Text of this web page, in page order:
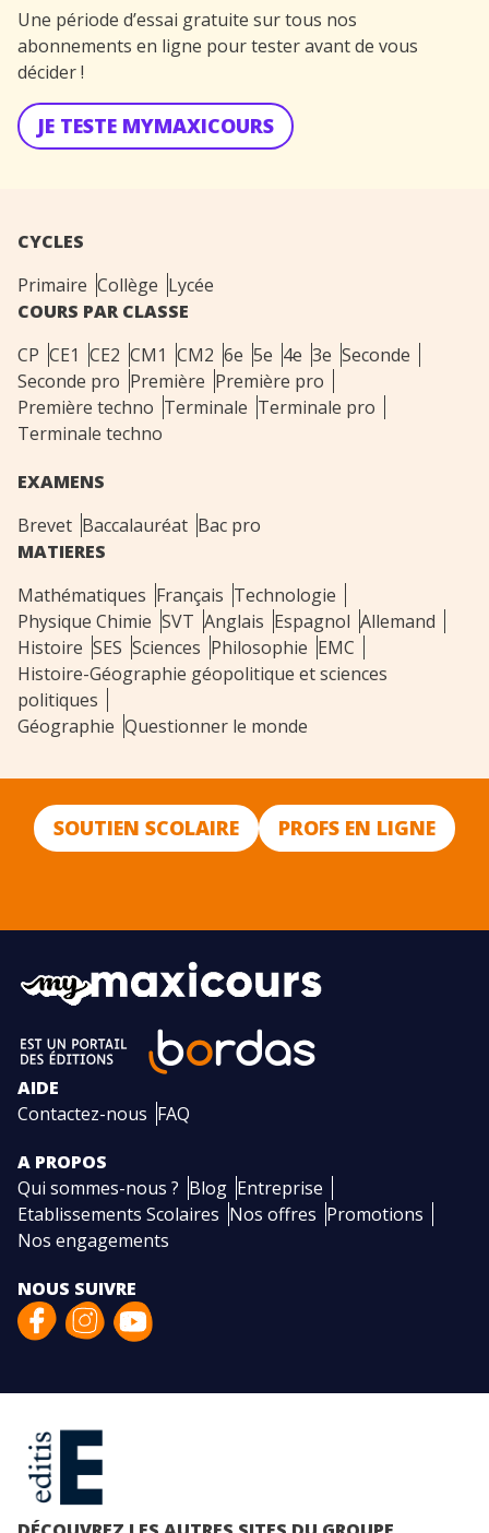
Une période d’essai gratuite sur tous nos
abonnements en ligne pour tester avant de vous
décider !
JE TESTE MYMAXICOURS
CYCLES
Primaire Collège Lycée
COURS PAR CLASSE
CP CE1 CE2 CM1 CM2 6e 5e 4e 3e Seconde
Seconde pro Première Première pro
Première techno Terminale Terminale pro
Terminale techno
EXAMENS
Brevet Baccalauréat Bac pro
MATIERES
Mathématiques Français Technologie
Physique Chimie SVT Anglais Espagnol Allemand
Histoire SES Sciences Philosophie EMC
Histoire-Géographie géopolitique et sciences
politiques
Géographie Questionner le monde
SOUTIEN SCOLAIRE PROFS EN LIGNE
AIDE
Contactez-nous FAQ
A PROPOS
Qui sommes-nous ? Blog Entreprise
Etablissements Scolaires Nos offres Promotions
Nos engagements
NOUS SUIVRE